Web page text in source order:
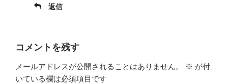
返信
コメントを残す
メールアドレスが公開されることはありません。 ※ が付
いている欄は必須項目です